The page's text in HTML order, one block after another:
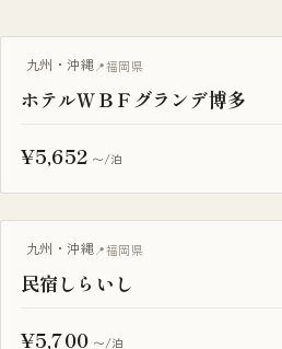
九州・沖縄 福岡県
ホテルＷＢＦグランデ博多
¥5,652 〜/泊
九州・沖縄 福岡県
民宿しらいし
¥5,700 〜/泊